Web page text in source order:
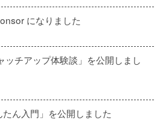
になりました
ッチアップ体験談」を公開しまし
たん入門」を公開しました